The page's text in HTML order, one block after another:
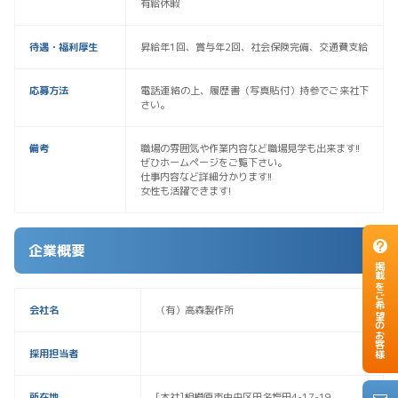
掲載をご希望のお客様
有給休暇
待遇・福利厚生 昇給年1回、賞与年2回、社会保険完備、交通費支給
応募方法
電話連絡の上、履歴書（写真貼付）持参でご来社下
さい。
備考
職場の雰囲気や作業内容など職場見学も出来ます!!
ぜひホームページをご覧下さい。
仕事内容など詳細分かります!!
女性も活躍できます!
企業概要
会社名 （有）高森製作所
採用担当者